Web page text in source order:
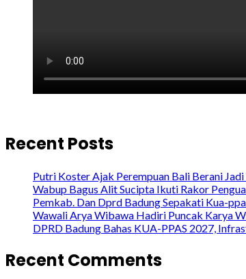
Recent Posts
Putri Koster Ajak Perempuan Bali Berani
Wabup Bagus Alit Sucipta Ikuti Rakor
Pemkab. Dan Dprd Badung Sepakati Kua-
Wawali Arya Wibawa Hadiri Puncak Karya
DPRD Badung Bahas KUA-PPAS 2027,
Recent Comments